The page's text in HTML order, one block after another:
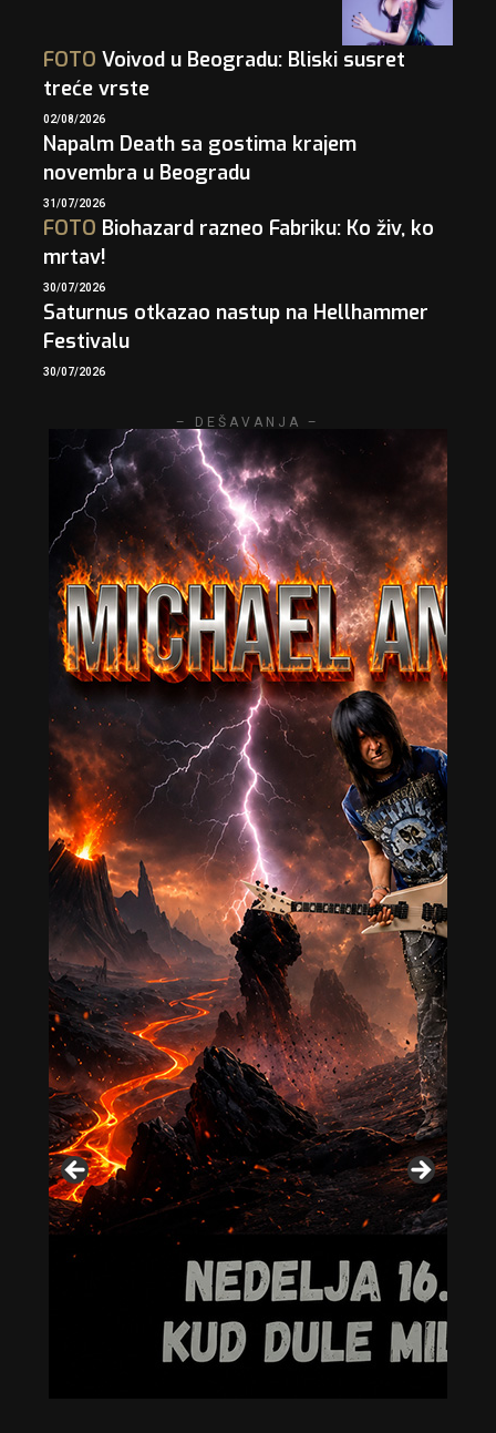
FOTO Voivod u Beogradu: Bliski susret
treće vrste
02/08/2026
Napalm Death sa gostima krajem
novembra u Beogradu
31/07/2026
FOTO Biohazard razneo Fabriku: Ko živ, ko
mrtav!
30/07/2026
Saturnus otkazao nastup na Hellhammer
Festivalu
30/07/2026
– DEŠAVANJA –